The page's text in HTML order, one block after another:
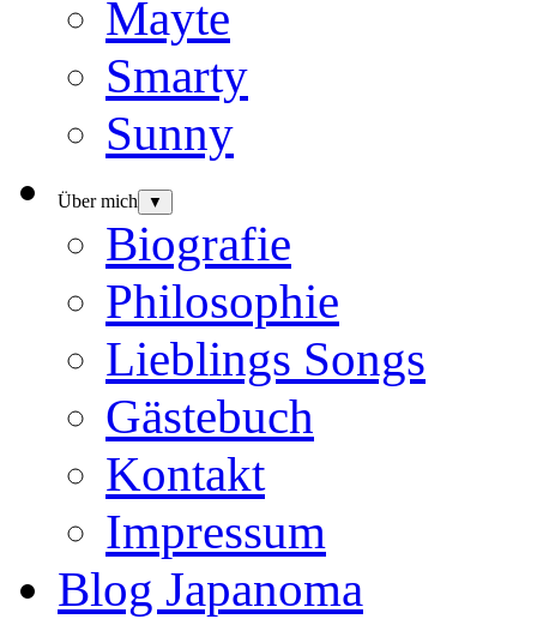
Mayte
Smarty
Sunny
Über mich ▼
Biografie
Philosophie
Lieblings Songs
Gästebuch
Kontakt
Impressum
Blog Japanoma